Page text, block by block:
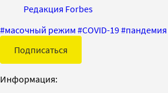
Редакция Forbes
#масочный режим #COVID-19#пандемия
Подписаться
Информация: